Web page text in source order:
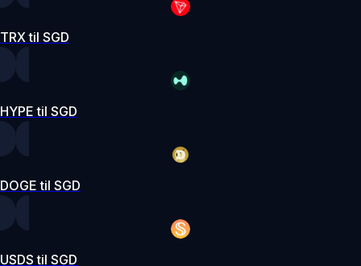
TRX til SGD
HYPE til SGD
DOGE til SGD
USDS til SGD